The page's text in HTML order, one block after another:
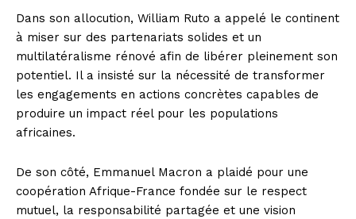
Dans son allocution, William Ruto a appelé le continent
à miser sur des partenariats solides et un
multilatéralisme rénové afin de libérer pleinement son
potentiel. Il a insisté sur la nécessité de transformer
les engagements en actions concrètes capables de
produire un impact réel pour les populations
africaines.
De son côté, Emmanuel Macron a plaidé pour une
coopération Afrique-France fondée sur le respect
mutuel, la responsabilité partagée et une vision